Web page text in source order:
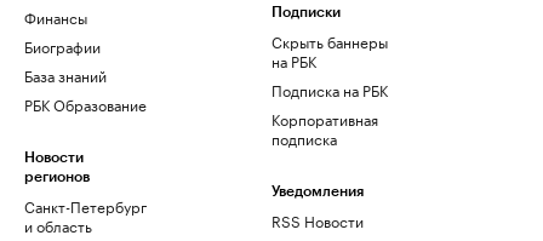
Финансы
Биографии
База знаний
РБК Образование
Новости
регионов
Санкт-Петербург
и область
Подписки
Скрыть баннеры
на РБК
Подписка на РБК
Корпоративная
подписка
Уведомления
RSS Новости